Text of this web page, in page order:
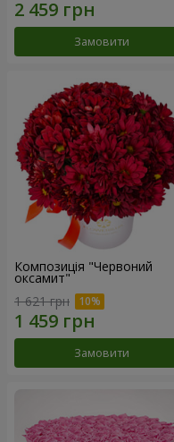
Замовити
Композиція "Червоний
оксамит"
1 621 грн
Замовити